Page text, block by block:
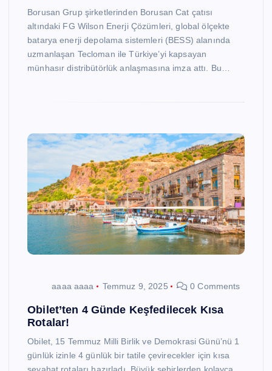
Borusan Grup şirketlerinden Borusan Cat çatısı
altındaki FG Wilson Enerji Çözümleri, global ölçekte
batarya enerji depolama sistemleri (BESS) alanında
uzmanlaşan Tecloman ile Türkiye’yi kapsayan
münhasır distribütörlük anlaşmasına imza attı. Bu…
aaaa aaaa Temmuz 9, 2025 0 Comments
Obilet’ten 4 Günde Keşfedilecek Kısa
Rotalar!
Obilet, 15 Temmuz Milli Birlik ve Demokrasi Günü’nü 1
günlük izinle 4 günlük bir tatile çevirecekler için kısa